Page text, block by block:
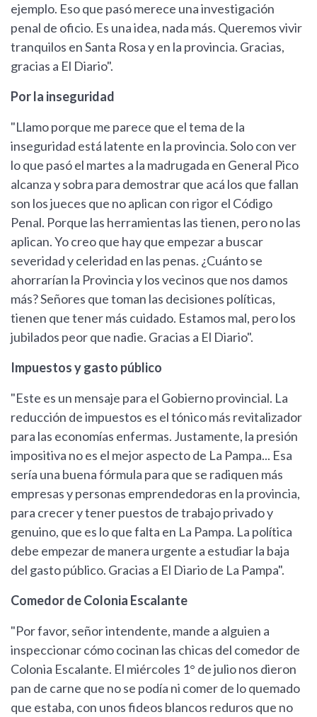
ejemplo. Eso que pasó merece una investigación
penal de oficio. Es una idea, nada más. Queremos vivir
tranquilos en Santa Rosa y en la provincia. Gracias,
gracias a El Diario".
Por la inseguridad
"Llamo porque me parece que el tema de la
inseguridad está latente en la provincia. Solo con ver
lo que pasó el martes a la madrugada en General Pico
alcanza y sobra para demostrar que acá los que fallan
son los jueces que no aplican con rigor el Código
Penal. Porque las herramientas las tienen, pero no las
aplican. Yo creo que hay que empezar a buscar
severidad y celeridad en las penas. ¿Cuánto se
ahorrarían la Provincia y los vecinos que nos damos
más? Señores que toman las decisiones políticas,
tienen que tener más cuidado. Estamos mal, pero los
jubilados peor que nadie. Gracias a El Diario".
Impuestos y gasto público
"Este es un mensaje para el Gobierno provincial. La
reducción de impuestos es el tónico más revitalizador
para las economías enfermas. Justamente, la presión
impositiva no es el mejor aspecto de La Pampa... Esa
sería una buena fórmula para que se radiquen más
empresas y personas emprendedoras en la provincia,
para crecer y tener puestos de trabajo privado y
genuino, que es lo que falta en La Pampa. La política
debe empezar de manera urgente a estudiar la baja
del gasto público. Gracias a El Diario de La Pampa".
Comedor de Colonia Escalante
"Por favor, señor intendente, mande a alguien a
inspeccionar cómo cocinan las chicas del comedor de
Colonia Escalante. El miércoles 1° de julio nos dieron
pan de carne que no se podía ni comer de lo quemado
que estaba, con unos fideos blancos reduros que no